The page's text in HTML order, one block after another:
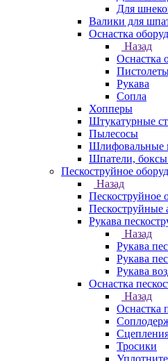
Для
Валики для
Оснастка
Назад
Оснастка
Рукава
Сопла
Хопперы
Штукатурные
Пылесосы
Шпатели,
Пескоструйное
Назад
Пескоструйное
Пескоструйные
Рукава
Назад
Рукава
Рукава
Рукава
Оснастка
Назад
Оснастка
Тросики